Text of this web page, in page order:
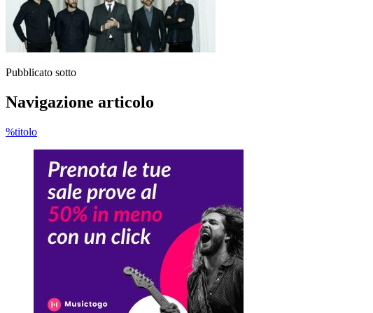
Pubblicato sotto
Navigazione articolo
%titolo